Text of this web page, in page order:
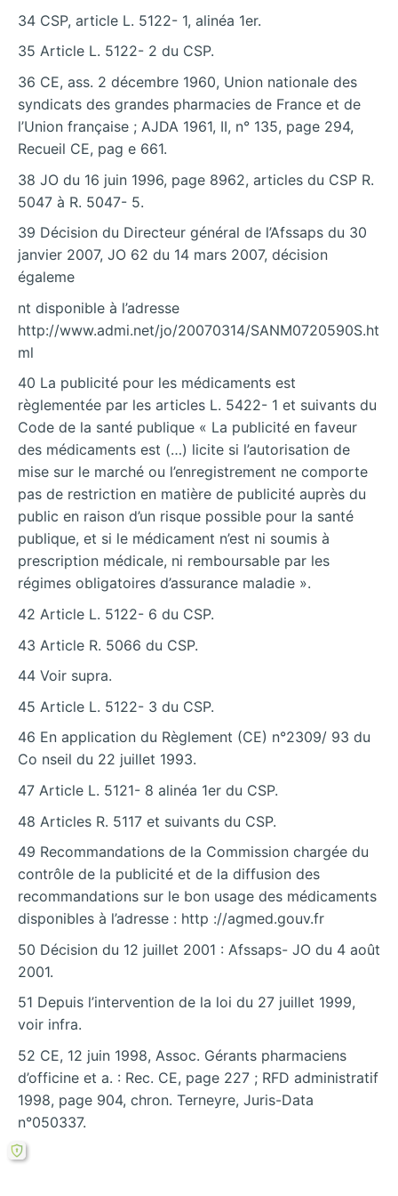
34 CSP, article L. 5122- 1, alinéa 1er.
35 Article L. 5122- 2 du CSP.
36 CE, ass. 2 décembre 1960, Union nationale des
syndicats des grandes pharmacies de France et de
l’Union française ; AJDA 1961, II, n° 135, page 294,
Recueil CE, pag e 661.
38 JO du 16 juin 1996, page 8962, articles du CSP R.
5047 à R. 5047- 5.
39 Décision du Directeur général de l’Afssaps du 30
janvier 2007, JO 62 du 14 mars 2007, décision
égaleme
nt disponible à l’adresse
http://www.admi.net/jo/20070314/SANM0720590S.ht
ml
40 La publicité pour les médicaments est
règlementée par les articles L. 5422- 1 et suivants du
Code de la santé publique « La publicité en faveur
des médicaments est (…) licite si l’autorisation de
mise sur le marché ou l’enregistrement ne comporte
pas de restriction en matière de publicité auprès du
public en raison d’un risque possible pour la santé
publique, et si le médicament n’est ni soumis à
prescription médicale, ni remboursable par les
régimes obligatoires d’assurance maladie ».
42 Article L. 5122- 6 du CSP.
43 Article R. 5066 du CSP.
44 Voir supra.
45 Article L. 5122- 3 du CSP.
46 En application du Règlement (CE) n°2309/ 93 du
Co nseil du 22 juillet 1993.
47 Article L. 5121- 8 alinéa 1er du CSP.
48 Articles R. 5117 et suivants du CSP.
49 Recommandations de la Commission chargée du
contrôle de la publicité et de la diffusion des
recommandations sur le bon usage des médicaments
disponibles à l’adresse : http ://agmed.gouv.fr
50 Décision du 12 juillet 2001 : Afssaps- JO du 4 août
2001.
51 Depuis l’intervention de la loi du 27 juillet 1999,
voir infra.
52 CE, 12 juin 1998, Assoc. Gérants pharmaciens
d’officine et a. : Rec. CE, page 227 ; RFD administratif
1998, page 904, chron. Terneyre, Juris-Data
n°050337.